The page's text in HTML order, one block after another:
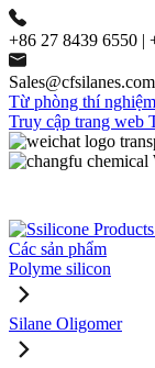
+86 27 8439 6550 |
Sales@cfsilanes.com
Từ phòng thí
Truy cập trang web
Các sản phẩm
Polyme silicon
Silane Oligomer